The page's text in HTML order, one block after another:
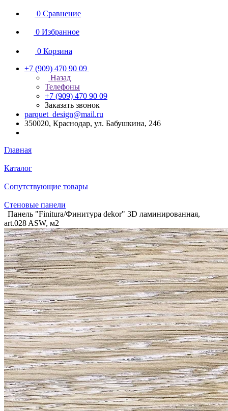
0 Сравнение
0 Избранное
0 Корзина
+7 (909) 470 90 09
Назад
Телефоны
+7 (909) 470 90 09
Заказать звонок
parquet_design@mail.ru
350020, Краснодар, ул. Бабушкина, 246
Главная
Каталог
Сопутствующие товары
Стеновые панели
Панель "Finitura/Финитура dekor" 3D ламинированная,
art.028 ASW, м2